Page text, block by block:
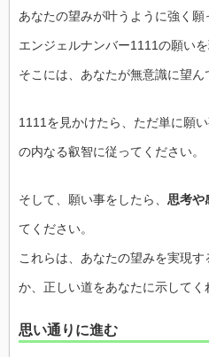
あなたの望みが叶うように強く願
エンジェルナンバー1111の願い
そこには、あなたが無意識に望ん
1111を見かけたら、ただ単に願
の内なる叡智に従ってください。
そして、願い事をしたら、 思考や
てください。
これらは、あなたの望みを実現
か、正しい道をあなたに示してく
思い通りに進む